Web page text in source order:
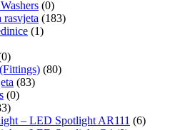
(0)
(183)
(1)
(80)
(83)
(0)
– LED Spotlight AR111 (6)